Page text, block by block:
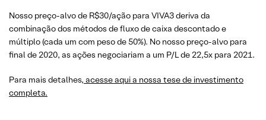
Nosso preço-alvo de R$30/ação para VIVA3 deriva da
combinação dos métodos de fluxo de caixa descontado e
múltiplo (cada um com peso de 50%). No nosso preço-alvo para
final de 2020, as ações negociariam a um P/L de 22,5x para 2021.
Para mais detalhes, acesse aqui a nossa tese de investimento
completa.